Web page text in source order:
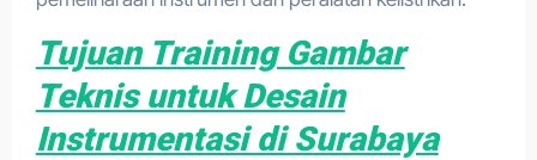
Tujuan Training Gambar
Teknis untuk Desain
Instrumentasi di Surabaya